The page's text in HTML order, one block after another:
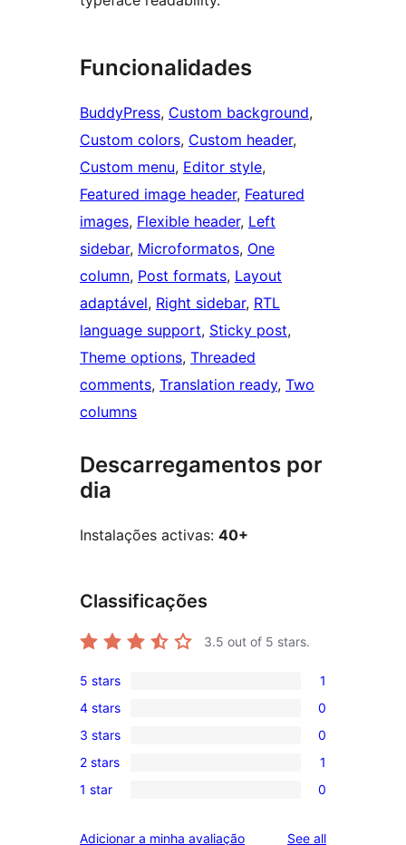
Funcionalidades
BuddyPress, Custom background
Custom colors, Custom header
Custom menu, Editor style
Featured image header, Featured
images, Flexible header, Left
sidebar, Microformatos, One
column, Post formats, Layout
adaptável, Right sidebar, RTL
language support, Sticky post
Theme options, Threaded
comments, Translation ready, Two
columns
Descarregamentos por
dia
Instalações activas: 40+
Classificações
3.5 out of 5 stars.
1
5-
star
review
5 stars 1
0
4-
star
reviews
4 stars 0
0
3-
star
3 stars 0
1
2-
2 stars 1
0
1 star 0
Adicionar a minha avaliação See allreviews